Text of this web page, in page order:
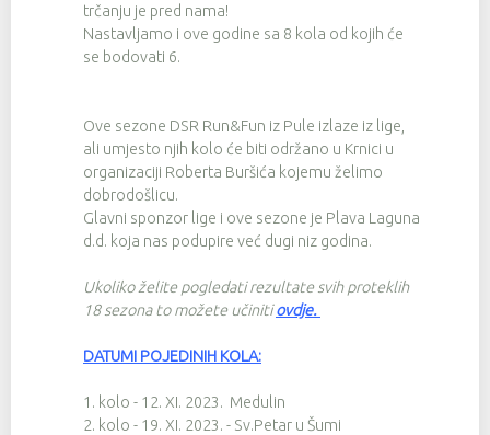
trčanju je pred nama!
Nastavljamo i ove godine sa 8 kola od kojih će
se bodovati 6.
Ove sezone DSR Run&Fun iz Pule izlaze iz lige,
ali umjesto njih kolo će biti održano u Krnici u
organizaciji Roberta Buršića kojemu želimo
dobrodošlicu.
Glavni sponzor lige i ove sezone je Plava Laguna
d.d. koja nas podupire već dugi niz godina.
Ukoliko želite pogledati rezultate svih proteklih
18 sezona to možete učinitiovdje.
DATUMI POJEDINIH KOLA:
1. kolo - 12. XI. 2023. Medulin
2. kolo - 19. XI. 2023. - Sv.Petar u Šumi